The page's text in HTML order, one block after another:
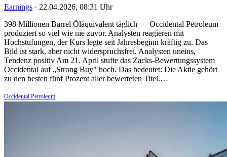
Earnings · 22.04.2026, 08:31 Uhr
398 Millionen Barrel Öläquivalent täglich — Occidental Petroleum
produziert so viel wie nie zuvor. Analysten reagieren mit
Hochstufungen, der Kurs legte seit Jahresbeginn kräftig zu. Das
Bild ist stark, aber nicht widerspruchsfrei. Analysten uneins,
Tendenz positiv Am 21. April stufte das Zacks-Bewertungssystem
Occidental auf „Strong Buy" hoch. Das bedeutet: Die Aktie gehört
zu den besten fünf Prozent aller bewerteten Titel.…
Occidental Petroleum